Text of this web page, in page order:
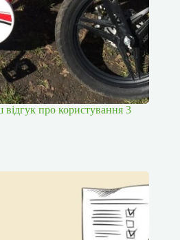
про користування 3